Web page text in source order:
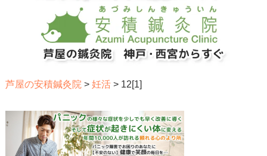
芦屋の安積鍼灸院 > 妊活> 12[1]